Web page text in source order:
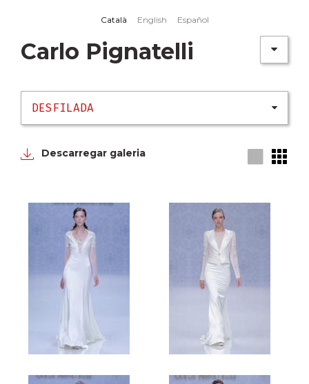
Català
English Español
Carlo Pignatelli
Descarregar galeria